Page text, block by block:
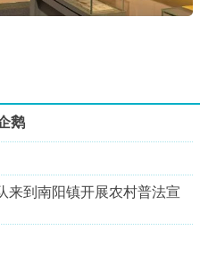
鹅
来到南阳镇开展农村普法宣